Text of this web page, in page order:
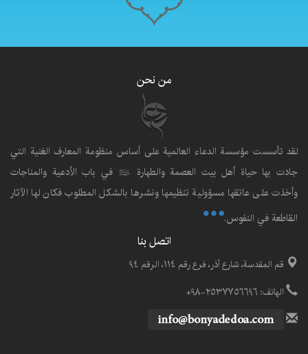
من نحن
لقد تأسست مؤسسة الدعاء العالمية على أساس منظومة المعارف الغنية التي
جادت بها حياة أهل بيت العصمة والطهارةعليهم‌السلامفي باب الأدعية والمناجات
وأخذت على عاتقها مسؤولية تنظيمها ونشرها بالشكل المطلوب فكان لها الآثار
القاطعة في النفوس.
اتصل بنا
قم المقدسة، شارع آذر، فرع رقم ١١٤، الرقم ٩٤
الهاتف: ٢٥٣٧٧٥٦٦٩٦-٩٨+